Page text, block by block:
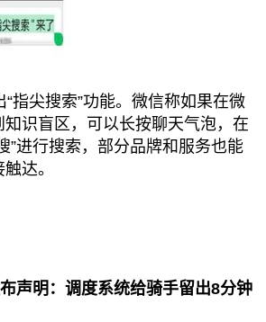
指尖搜索”功能。微信称如果在微
识盲区，可以长按聊天气泡，在
”进行搜索，部分品牌和服务也能
达。
声明：调度系统给骑手留出8分钟